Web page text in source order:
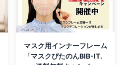
マスク用インナーフレーム
「マスクぴたのんBIB-IT.